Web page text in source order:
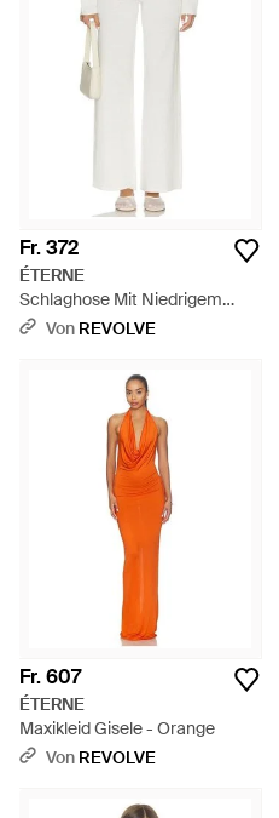
Fr. 372
ÉTERNE
Schlaghose Mit Niedrigem
Bund - Weiß
Von REVOLVE
Fr. 607
ÉTERNE
Maxikleid Gisele - Orange
Von REVOLVE